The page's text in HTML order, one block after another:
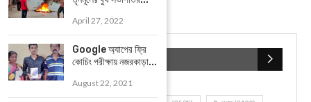
POPULAR CATEGORIES
April 27, 2022
Google অ্যাপের ফ্রি
কোচিং পরীক্ষায় নজরকাড়া...
August 22, 2021